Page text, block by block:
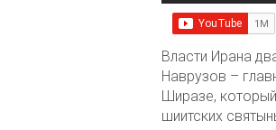
Власти Ирана
Наврузов –
Ширазе, который
шиитских